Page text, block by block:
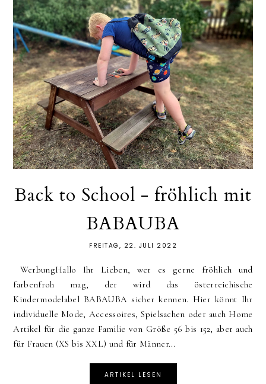
Back to School - fröhlich mit
BABAUBA
FREITAG, 22. JULI 2022
WerbungHallo Ihr Lieben, wer es gerne fröhlich und
farbenfroh mag, der wird das österreichische
Kindermodelabel BABAUBA sicher kennen. Hier könnt Ihr
individuelle Mode, Accessoires, Spielsachen oder auch Home
Artikel für die ganze Familie von Größe 56 bis 152, aber auch
für Frauen (XS bis XXL) und für Männer...
ARTIKEL LESEN